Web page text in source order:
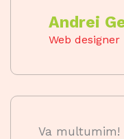
Andrei
Web designer
Va multumim!